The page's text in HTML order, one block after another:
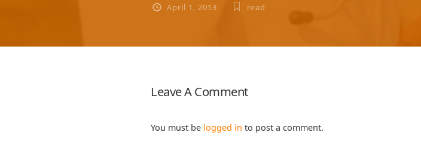
April 1, 2013 read
Leave A Comment
You must be logged in to post a comment.